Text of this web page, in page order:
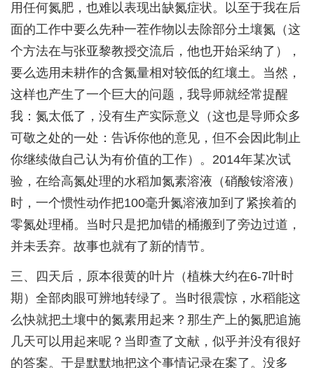
用任何氮肥，也难以表现出缺氮症状。以至于我在后
面的工作中要么先种一茬作物以去除部分土壤氮（这
个方法在与张亚黎教授交流后，他也开始采纳了），
要么选用未耕作的含氮量相对较低的红壤土。当然，
这样也产生了一个巨大的问题，我导师就经常提醒
我：氮太低了，没有生产实际意义（这也是导师众多
可敬之处的一处：告诉你他的意见，但不会因此制止
你继续做自己认为有价值的工作）。2014年某次试
验，在给高氮处理的水稻加氮素溶液（硝酸铵溶液）
时，一个惯性动作把100毫升氮溶液加到了紧挨着的
零氮处理桶。当时只是把加错的桶搬到了旁边过道，
并未丢弃。故事也就有了新的情节。
三、四天后，原本很黄的叶片（植株大约在6-7叶时
期）全部肉眼可辨地转绿了。当时很震惊，水稻能这
么快就把土壤中的氮素用起来？那生产上的氮肥追施
几天可以用起来呢？当即查了文献，似乎并没有很好
的答案。于是默默地把这个事情记录在案了。没多